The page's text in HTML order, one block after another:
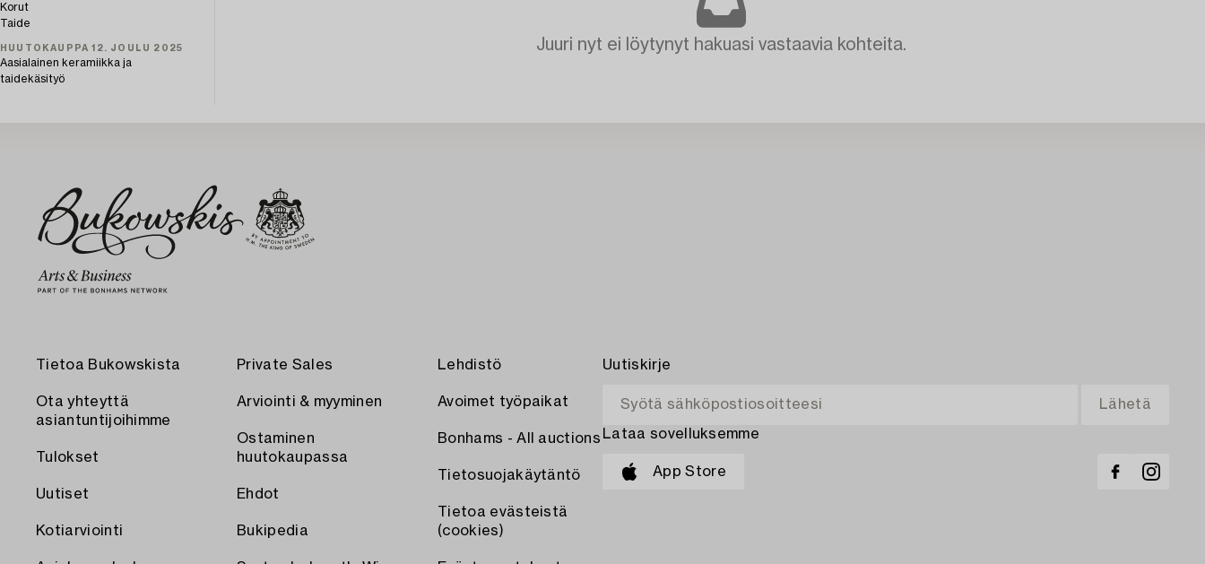
Korut
Taide
HUUTOKAUPPA 12. JOULU 2025
Aasialainen keramiikka ja
taidekäsityö
Juuri nyt ei löytynyt hakuasi vastaavia kohteita.
Tietoa Bukowskista
Ota yhteyttä
asiantuntijoihimme
Tulokset
Uutiset
Kotiarviointi
Private Sales
Arviointi & myyminen
Ostaminen
huutokaupassa
Ehdot
Bukipedia
Lehdistö
Avoimet työpaikat
Bonhams - All auctions
Tietosuojakäytäntö
Tietoa evästeistä
(cookies)
Uutiskirje
Lataa sovelluksemme
App Store